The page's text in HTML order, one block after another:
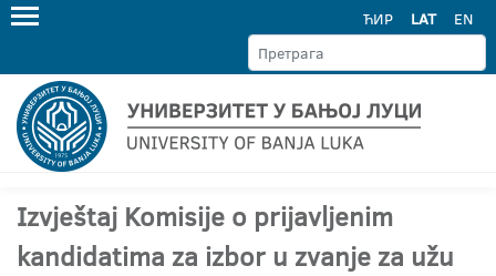
ЋИР LAT EN
Izvještaj Komisije o prijavljenim
kandidatima za izbor u zvanje za užu